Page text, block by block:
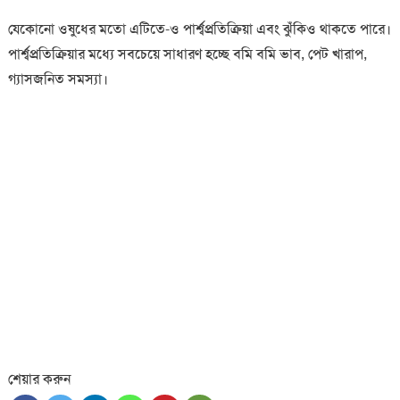
যেকোনো ওষুধের মতো এটিতে-ও পার্শ্বপ্রতিক্রিয়া এবং ঝুঁকিও থাকতে পারে।
পার্শ্বপ্রতিক্রিয়ার মধ্যে সবচেয়ে সাধারণ হচ্ছে বমি বমি ভাব, পেট খারাপ,
গ্যাসজনিত সমস্যা।
শেয়ার করুন